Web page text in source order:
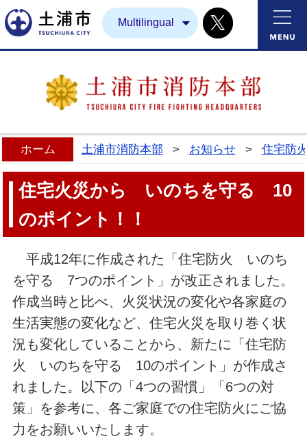
土浦市Multilingual Twitter
ホーム 土浦市消防本部 > お知らせ > 住宅防
住宅火災から いのちを守る 10
のポイント！！
平成12年に作成された「住宅防火 いのち
を守る 7つのポイント」が改正されました。
作成当時と比べ、火災状況の変化や各家庭の
生活実態の変化など、住宅火災を取り巻く状
況も変化していることから、新たに「住宅防
火 いのちを守る 10のポイント」が作成さ
れました。以下の「4つの習慣」「6つの対
策」を参考に、各ご家庭での住宅防火にご協
力をお願いいたします。